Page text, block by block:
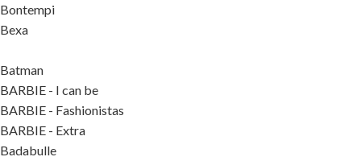
Bontempi
Bexa
Batman
BARBIE - I can be
BARBIE - Fashionistas
BARBIE - Extra
Badabulle